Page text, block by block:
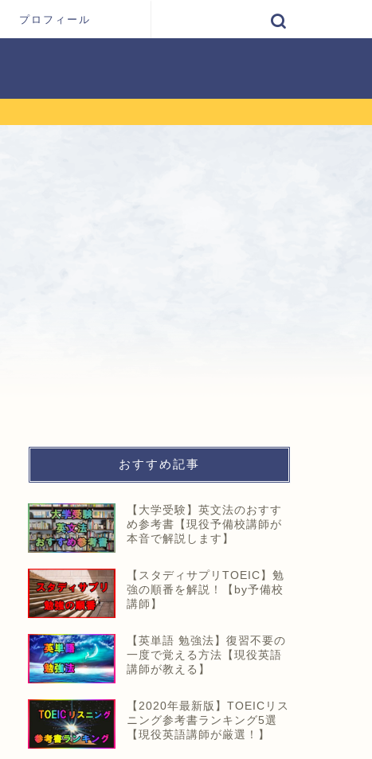
プロフィール
おすすめ記事
【大学受験】英文法のおすす
め参考書【現役予備校講師が
本音で解説します】
【スタディサプリTOEIC】勉
強の順番を解説！【by予備校
講師】
【英単語 勉強法】復習不要の
一度で覚える方法【現役英語
講師が教える】
【2020年最新版】TOEICリス
ニング参考書ランキング5選
【現役英語講師が厳選！】